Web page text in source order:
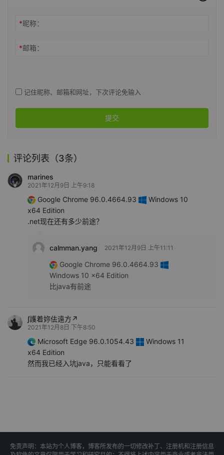
*昵称：
*邮箱：
记住昵称、邮箱和网址，下次评论免输入
提交
评论列表（3条）
marines
2021年12月9日 上午9:18
Google Chrome 96.0.4664.93
Windows 10
x64 Edition
.net现在还有多少前途？
calmman.yang 2021年12月9日 上午11:11
Google Chrome 96.0.4664.93
Windows 10 x64 Edition
比java有前途
∫護着妳佉遠方↗
2021年12月8日 下午8:50
Microsoft Edge 96.0.1054.43
Windows 11
x64 Edition
然而我已经入坑java，只能看看了
免责声明：本站为个人博客，博客所发布的一切修改补丁、注册机和注册信息